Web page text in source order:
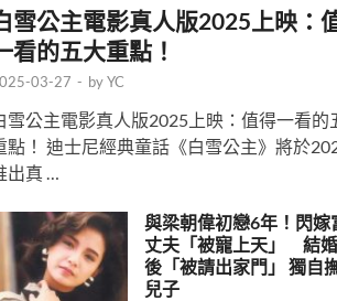
雪公主電影真人版2025上映：
看的五大重點！
03-27 - byYC
雪公主電影真人版2025上映：值得一看的
點！ 迪士尼經典童話《白雪公主》將於
出真 …
與梁朝偉初戀6年！閃嫁
丈夫「被寵上天」 結
後「被請出家門」 獨自
兒子